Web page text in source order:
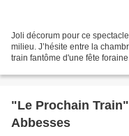
Joli décorum pour ce
milieu. J’hésite entre la
train fantôme d'une fête
"Le Prochain
Abbesses